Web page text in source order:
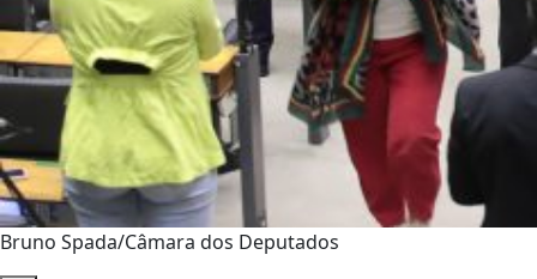
Bruno Spada/Câmara dos Deputados